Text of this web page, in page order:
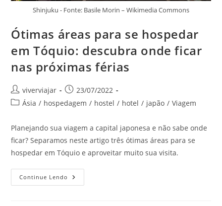
Shinjuku - Fonte: Basile Morin – Wikimedia Commons
Ótimas áreas para se hospedar
em Tóquio: descubra onde ficar
nas próximas férias
Autor
do
viverviajar
Post
publicado:
23/07/2022
Categoria
post:
Ásia / hospedagem / hostel / hotel / japão / Viagem
Planejando sua viagem a capital japonesa e não sabe onde
ficar? Separamos neste artigo três ótimas áreas para se
hospedar em Tóquio e aproveitar muito sua visita.
Continue Lendo Ótimas
Áreas